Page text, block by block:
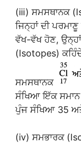
(iii) ਸਮਸਥਾਨਕ
ਜਿਨ੍ਹਾਂ ਦੀ
ਵੱਖ-ਵੱਖ ਹੋਣ,
(Isotopes)
ਸਮਸਥਾਨਕ
ਸੰਖਿਆ ਇੱਕ ਸਮਾਨ
ਪੁੰਜ ਸੰਖਿਆ 35
(iv) ਸਮਭਾਰਕ